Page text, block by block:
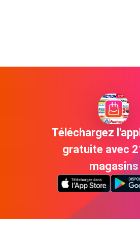
Téléchargez
gratuite avec
magasins